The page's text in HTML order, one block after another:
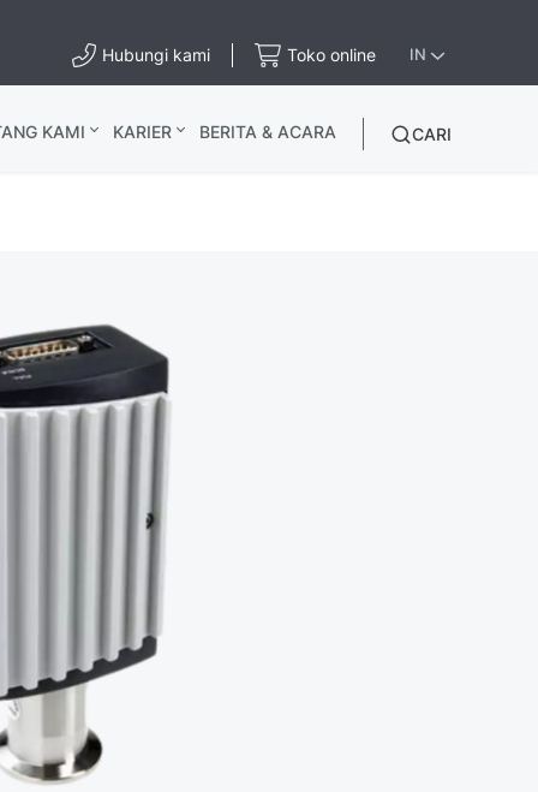
Hubungi kami Toko online IN
KAMI KARIER BERITA & ACARA CARI